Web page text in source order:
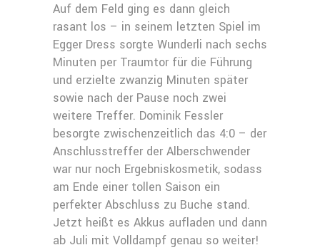
Auf dem Feld ging es dann gleich
rasant los – in seinem letzten Spiel im
Egger Dress sorgte Wunderli nach sechs
Minuten per Traumtor für die Führung
und erzielte zwanzig Minuten später
sowie nach der Pause noch zwei
weitere Treffer. Dominik Fessler
besorgte zwischenzeitlich das 4:0 – der
Anschlusstreffer der Alberschwender
war nur noch Ergebniskosmetik, sodass
am Ende einer tollen Saison ein
perfekter Abschluss zu Buche stand.
Jetzt heißt es Akkus aufladen und dann
ab Juli mit Volldampf genau so weiter!